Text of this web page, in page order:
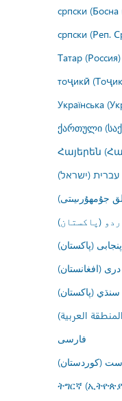
српски
српски (Реп.
Татар (Россия)
тоҷикӣ
Українська
ქართული
Հայերեն
עברית (ישראל)
جۇمھۇرىيىتى)
(پاکستان)
پنجابی (پاکستان)
درى (افغانستان)
سنڌي (پاکستان)
العربية)
فارسى
(کوردستان)
ትግርኛ